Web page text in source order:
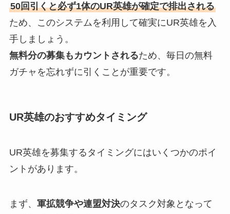
50回引くと必ず1体のUR英雄が確定で排出される
ため、このシステムを利用して確実にUR英雄を入
手しましょう。
無料分の募集もカウントされるため、毎日の無料
ガチャを忘れずに引くことが重要です。
UR英雄のおすすめタイミング
UR英雄を募集するタイミングにはいくつかのポイ
ントがあります。
まず、 軍拡競争や連盟対決のタスク対象となって